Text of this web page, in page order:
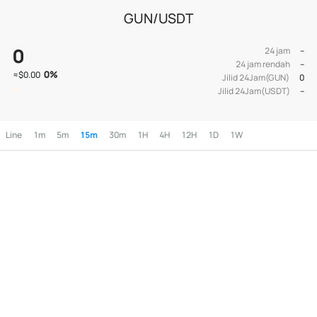
GUN/USDT
0
≈$0.00 0%
24 jam
--
24 jam rendah
--
Jilid 24Jam(GUN)
0
Jilid 24Jam(USDT)
--
Line 1m 5m 15m 30m 1H 4H 12H 1D 1W